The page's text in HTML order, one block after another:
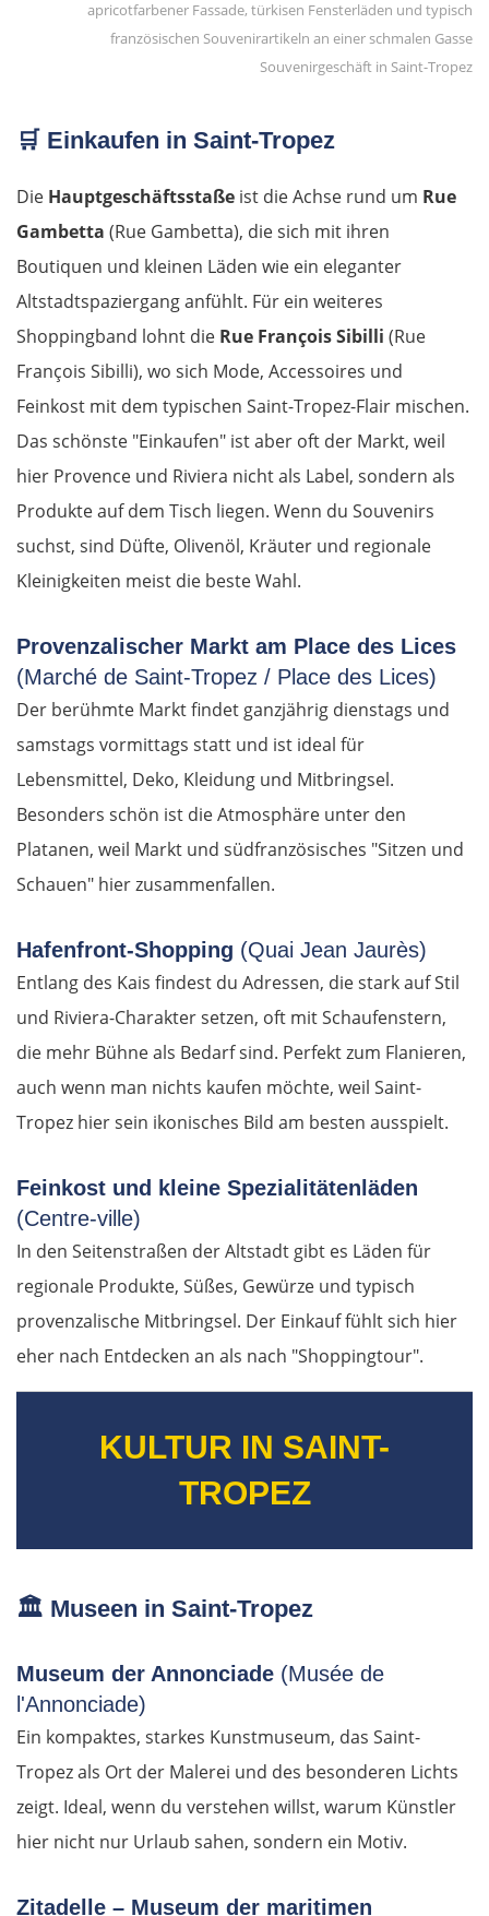
Souvenirgeschäft in Saint-Tropez
🛒 Einkaufen in Saint-Tropez
Die Hauptgeschäftsstaße ist die Achse rund um Rue
Gambetta (Rue Gambetta), die sich mit ihren
Boutiquen und kleinen Läden wie ein eleganter
Altstadtspaziergang anfühlt. Für ein weiteres
Shoppingband lohnt die Rue François Sibilli (Rue
François Sibilli), wo sich Mode, Accessoires und
Feinkost mit dem typischen Saint-Tropez-Flair mischen.
Das schönste "Einkaufen" ist aber oft der Markt, weil
hier Provence und Riviera nicht als Label, sondern als
Produkte auf dem Tisch liegen. Wenn du Souvenirs
suchst, sind Düfte, Olivenöl, Kräuter und regionale
Kleinigkeiten meist die beste Wahl.
Provenzalischer Markt am Place des Lices
(Marché de Saint-Tropez / Place des Lices)
Der berühmte Markt findet ganzjährig dienstags und
samstags vormittags statt und ist ideal für
Lebensmittel, Deko, Kleidung und Mitbringsel.
Besonders schön ist die Atmosphäre unter den
Platanen, weil Markt und südfranzösisches "Sitzen und
Schauen" hier zusammenfallen.
Hafenfront-Shopping (Quai Jean Jaurès)
Entlang des Kais findest du Adressen, die stark auf Stil
und Riviera-Charakter setzen, oft mit Schaufenstern,
die mehr Bühne als Bedarf sind. Perfekt zum Flanieren,
auch wenn man nichts kaufen möchte, weil Saint-
Tropez hier sein ikonisches Bild am besten ausspielt.
Feinkost und kleine Spezialitätenläden
(Centre-ville)
In den Seitenstraßen der Altstadt gibt es Läden für
regionale Produkte, Süßes, Gewürze und typisch
provenzalische Mitbringsel. Der Einkauf fühlt sich hier
eher nach Entdecken an als nach "Shoppingtour".
KULTUR IN SAINT-
TROPEZ
🏛️ Museen in Saint-Tropez
Museum der Annonciade (Musée de
l'Annonciade)
Ein kompaktes, starkes Kunstmuseum, das Saint-
Tropez als Ort der Malerei und des besonderen Lichts
zeigt. Ideal, wenn du verstehen willst, warum Künstler
hier nicht nur Urlaub sahen, sondern ein Motiv.
Zitadelle – Museum der maritimen